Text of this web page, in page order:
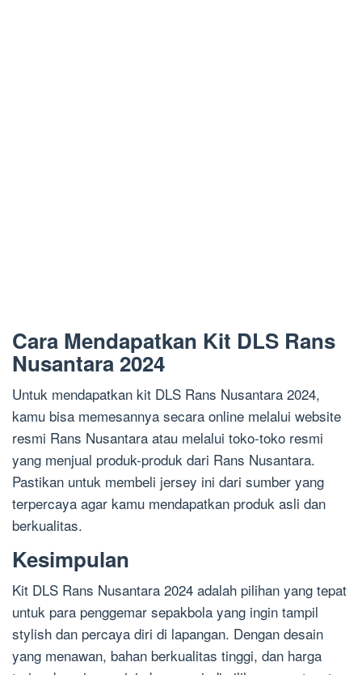
Cara Mendapatkan Kit DLS Rans
Nusantara 2024
Untuk mendapatkan kit DLS Rans Nusantara 2024,
kamu bisa memesannya secara online melalui website
resmi Rans Nusantara atau melalui toko-toko resmi
yang menjual produk-produk dari Rans Nusantara.
Pastikan untuk membeli jersey ini dari sumber yang
terpercaya agar kamu mendapatkan produk asli dan
berkualitas.
Kesimpulan
Kit DLS Rans Nusantara 2024 adalah pilihan yang tepat
untuk para penggemar sepakbola yang ingin tampil
stylish dan percaya diri di lapangan. Dengan desain
yang menawan, bahan berkualitas tinggi, dan harga